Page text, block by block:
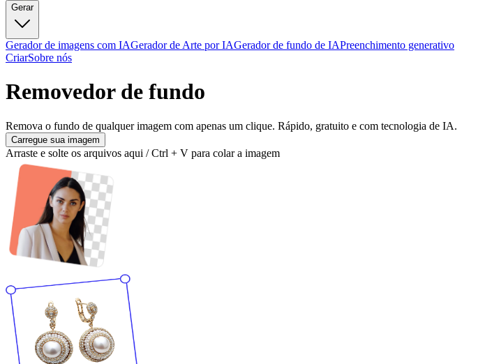
Gerar
Gerador de imagens com IAGerador de Arte por IAGerador de fundo de IAPreenchimento generativo
CriarSobre nós
Removedor de fundo
Remova o fundo de qualquer imagem com apenas um clique. Rápido, gratuito e com tecnologia de IA.
Carregue sua imagem
Arraste e solte os arquivos aqui / Ctrl + V para colar a imagem